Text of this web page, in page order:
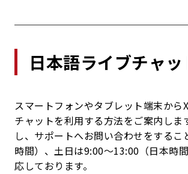
日本語ライブチャ
スマートフォンやタブレット端末か
チャットを利用する方法をご案内し
し、サポートへお問い合わせをする
時間）、土日は9:00～13:00（日本時
応しております。